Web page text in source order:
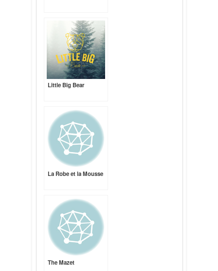
Little Big Bear
La Robe et la Mousse
The Mazet